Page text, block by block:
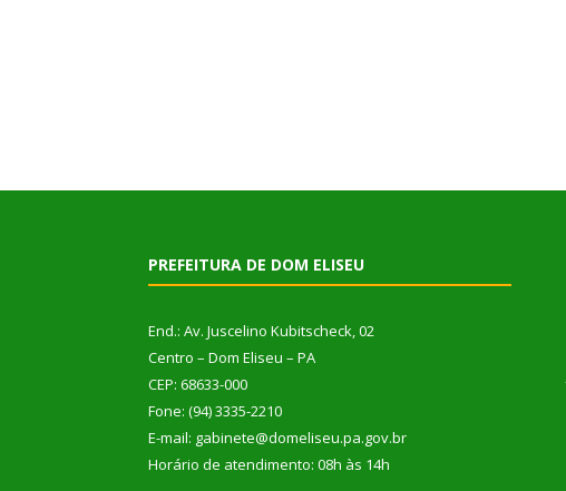
PREFEITURA DE DOM ELISEU
End.: Av. Juscelino Kubitscheck, 02
Centro – Dom Eliseu – PA
CEP: 68633-000
Fone: (94) 3335-2210
E-mail: gabinete@domeliseu.pa.gov.br
Horário de atendimento: 08h às 14h